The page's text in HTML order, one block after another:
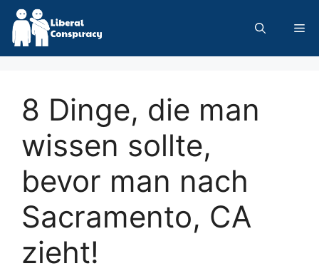
Skip
content
8 Dinge, die man
wissen sollte,
bevor man nach
Sacramento, CA
zieht!